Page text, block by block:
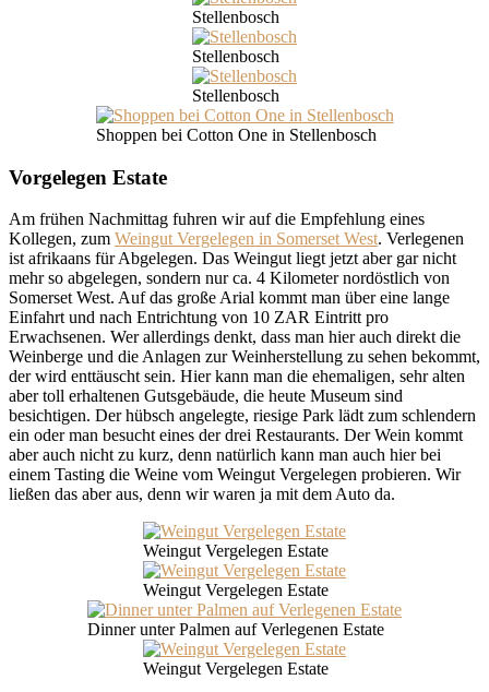
Stellenbosch
Stellenbosch
Stellenbosch
Shoppen bei Cotton One in Stellenbosch
Vorgelegen Estate
Am frühen Nachmittag fuhren wir auf die Empfehlung eines
Kollegen, zum Weingut Vergelegen in Somerset West. Verlegenen
ist afrikaans für Abgelegen. Das Weingut liegt jetzt aber gar nicht
mehr so abgelegen, sondern nur ca. 4 Kilometer nordöstlich von
Somerset West. Auf das große Arial kommt man über eine lange
Einfahrt und nach Entrichtung von 10 ZAR Eintritt pro
Erwachsenen. Wer allerdings denkt, dass man hier auch direkt die
Weinberge und die Anlagen zur Weinherstellung zu sehen bekommt,
der wird enttäuscht sein. Hier kann man die ehemaligen, sehr alten
aber toll erhaltenen Gutsgebäude, die heute Museum sind
besichtigen. Der hübsch angelegte, riesige Park lädt zum schlendern
ein oder man besucht eines der drei Restaurants. Der Wein kommt
aber auch nicht zu kurz, denn natürlich kann man auch hier bei
einem Tasting die Weine vom Weingut Vergelegen probieren. Wir
ließen das aber aus, denn wir waren ja mit dem Auto da.
Weingut Vergelegen Estate
Weingut Vergelegen Estate
Dinner unter Palmen auf Verlegenen Estate
Weingut Vergelegen Estate